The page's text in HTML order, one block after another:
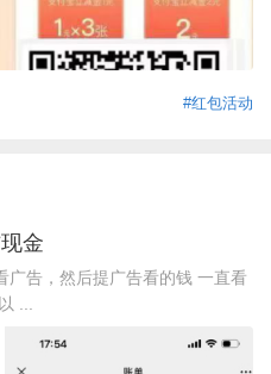
#红包活动
金
广告，然后提广告看的钱 一直看
...